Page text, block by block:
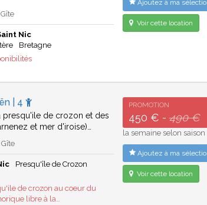
Nic
Bretagne
Ajoutez à ma
Voir cette location
| 4
presqu'ile de crozon et des
et mer d'iroise)…
Presqu'île de Crozon
de crozon au coeur du
libre à la…
PROMOTION
450 € -490 €
la semaine selon saison
Ajoutez à ma
Voir cette location